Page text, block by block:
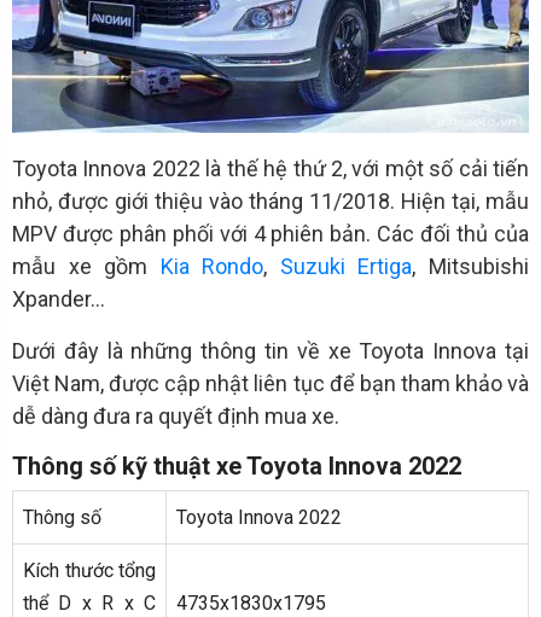
Toyota Innova 2022 là thế hệ thứ 2, với một số cải tiến
nhỏ, được giới thiệu vào tháng 11/2018. Hiện tại, mẫu
MPV được phân phối với 4 phiên bản. Các đối thủ của
mẫu xe gồm Kia Rondo, Suzuki Ertiga, Mitsubishi
Xpander…
Dưới đây là những thông tin về xe Toyota Innova tại
Việt Nam, được cập nhật liên tục để bạn tham khảo và
dễ dàng đưa ra quyết định mua xe.
Thông số kỹ thuật xe Toyota Innova 2022
Thông số Toyota Innova 2022
Kích thước tổng
thể D x R x C
4735x1830x1795